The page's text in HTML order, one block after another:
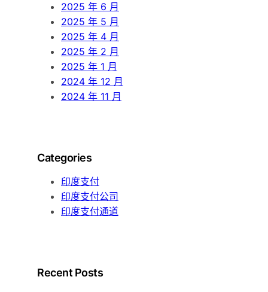
2025 年 6 月
2025 年 5 月
2025 年 4 月
2025 年 2 月
2025 年 1 月
2024 年 12 月
2024 年 11 月
Categories
印度支付
印度支付公司
印度支付通道
Recent Posts